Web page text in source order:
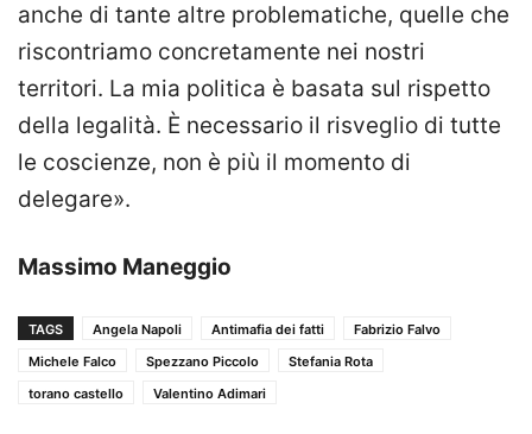
anche di tante altre problematiche, quelle che
riscontriamo concretamente nei nostri
territori. La mia politica è basata sul rispetto
della legalità. È necessario il risveglio di tutte
le coscienze, non è più il momento di
delegare».
Massimo Maneggio
TAGS Angela Napoli Antimafia dei fatti
Fabrizio Falvo
Michele Falco
Spezzano Piccolo
Stefania Rota
torano castello
Valentino Adimari